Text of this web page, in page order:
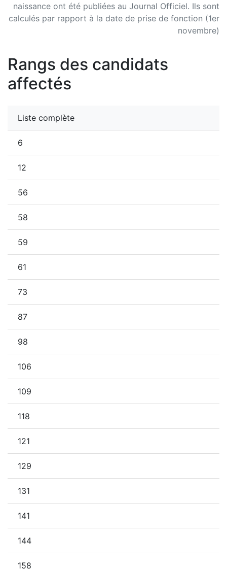
naissance ont été publiées au Journal Officiel. Ils sont
calculés par rapport à la date de prise de fonction (1er
novembre)
Rangs des candidats
affectés
Liste complète
6
12
56
58
59
61
73
87
98
106
109
118
121
129
131
141
144
158